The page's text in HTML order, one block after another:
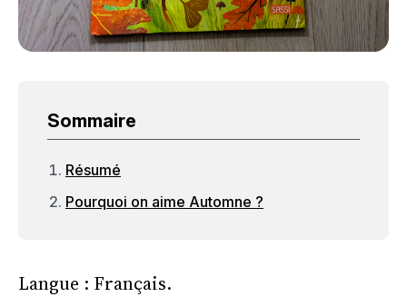
Sommaire
Résumé
Pourquoi on aime Automne ?
Langue : Français.